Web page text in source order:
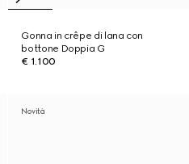
Gonna in crêpe di lana con
bottone Doppia G
€ 1.100
Novità